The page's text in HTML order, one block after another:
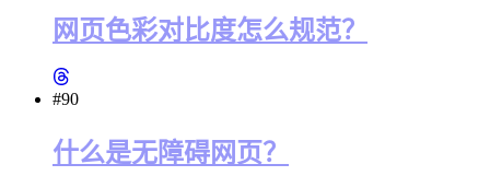
网页色彩对比度怎么规范？
#90
什么是无障碍网页？